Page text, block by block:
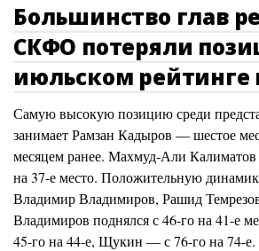
Большинство глав
СКФО потеряли
июльском рейтинге
Самую высокую позицию среди
занимает Рамзан Кадыров — шестое
месяцем ранее. Махмуд-Али Калиматов
на 37-е место. Положительную
Владимир Владимиров, Рашид
Владимиров поднялся с 46-го на 41-е
45-го на 44-е, Щукин — с 76-го на 74-